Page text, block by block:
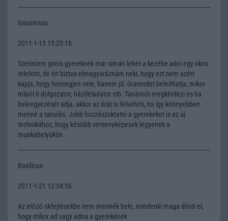
lisasimson
2011-1-13 15:25:16
Szerintem gimis gyereknek már simán lehet a kezébe adni egy okos
telefont, de én biztos elmagyaráznám neki, hogy ezt nem azért
kapja, hogy hencegjen vele, hanem pl. órarendet beleírhatja, mikor
miből ír dolgozatot, házifeladatot stb. Tanárnőt megkérdezi és ha
beleegyezését adja, akkor az órát is felveheti, ha így könnyebben
menne a tanulás. Jobb hozzászoktatni a gyerekeket is az új
technikához, hogy később versenyképesek legyenek a
munkahelyükön.
Basilicus
2011-1-21 12:34:56
Az előző okfejtésekbe nem mennék bele, mindenki maga dönti el,
hogy mikor ad vagy adna a gyerekének